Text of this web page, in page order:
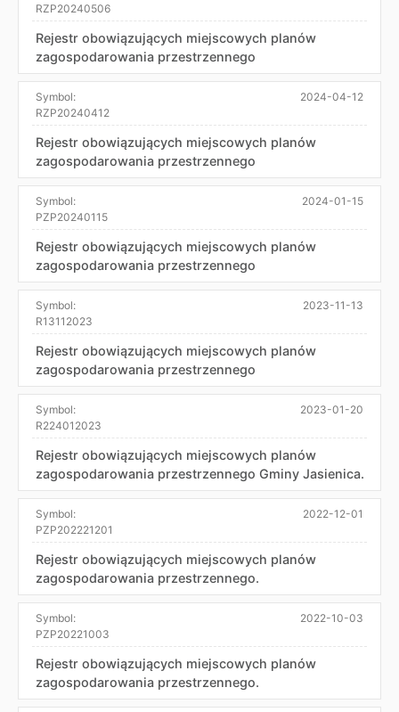
RZP20240506
Rejestr obowiązujących miejscowych planów
zagospodarowania przestrzennego
Symbol:
RZP20240412
2024-04-12
Rejestr obowiązujących miejscowych planów
zagospodarowania przestrzennego
Symbol:
PZP20240115
2024-01-15
Rejestr obowiązujących miejscowych planów
zagospodarowania przestrzennego
Symbol:
R13112023
2023-11-13
Rejestr obowiązujących miejscowych planów
zagospodarowania przestrzennego
Symbol:
R224012023
2023-01-20
Rejestr obowiązujących miejscowych planów
zagospodarowania przestrzennego Gminy Jasienica.
Symbol:
PZP202221201
2022-12-01
Rejestr obowiązujących miejscowych planów
zagospodarowania przestrzennego.
Symbol:
PZP20221003
2022-10-03
Rejestr obowiązujących miejscowych planów
zagospodarowania przestrzennego.